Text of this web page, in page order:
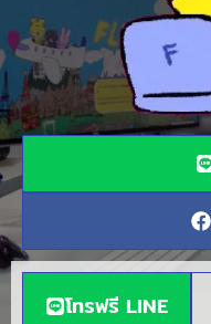
โทรฟรี LINE